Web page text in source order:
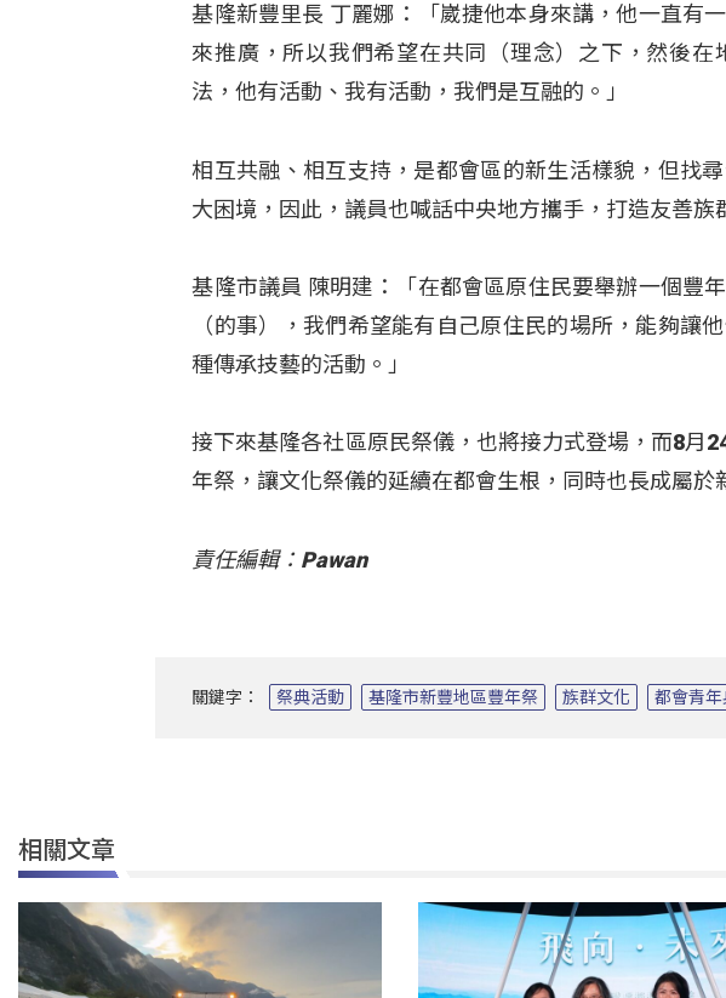
基隆新豐里長 丁麗娜：「崴捷他本身來講，他一直有
來推廣，所以我們希望在共同（理念）之下，然後
法，他有活動、我有活動，我們是互融的。」
相互共融、相互支持，是都會區的新生活樣貌，但找
大困境，因此，議員也喊話中央地方攜手，打造友善族
基隆市議員 陳明建：「在都會區原住民要舉辦一個豐
（的事），我們希望能有自己原住民的場所，能夠讓
種傳承技藝的活動。」
接下來基隆各社區原民祭儀，也將接力式登場，而8月
年祭，讓文化祭儀的延續在都會生根，同時也長成屬於
責任編輯：Pawan
關鍵字： 祭典活動 基隆市新豐地區豐年祭 族群文化 都會青年
相關文章